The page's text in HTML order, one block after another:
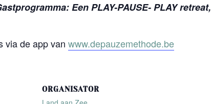
Een PLAY-PAUSE- PLAY retreat,
via de app van www.depauzemethode.be
ORGANISATOR